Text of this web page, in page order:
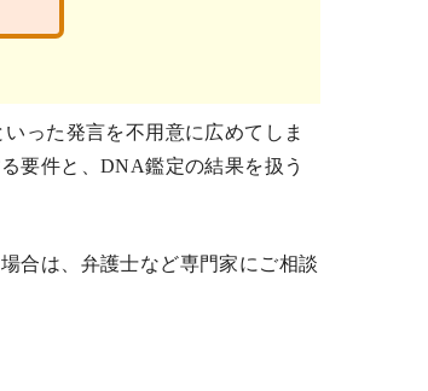
った発言を不用意に広めてしま
要件と、DNA鑑定の結果を扱う
合は、弁護士など専門家にご相談